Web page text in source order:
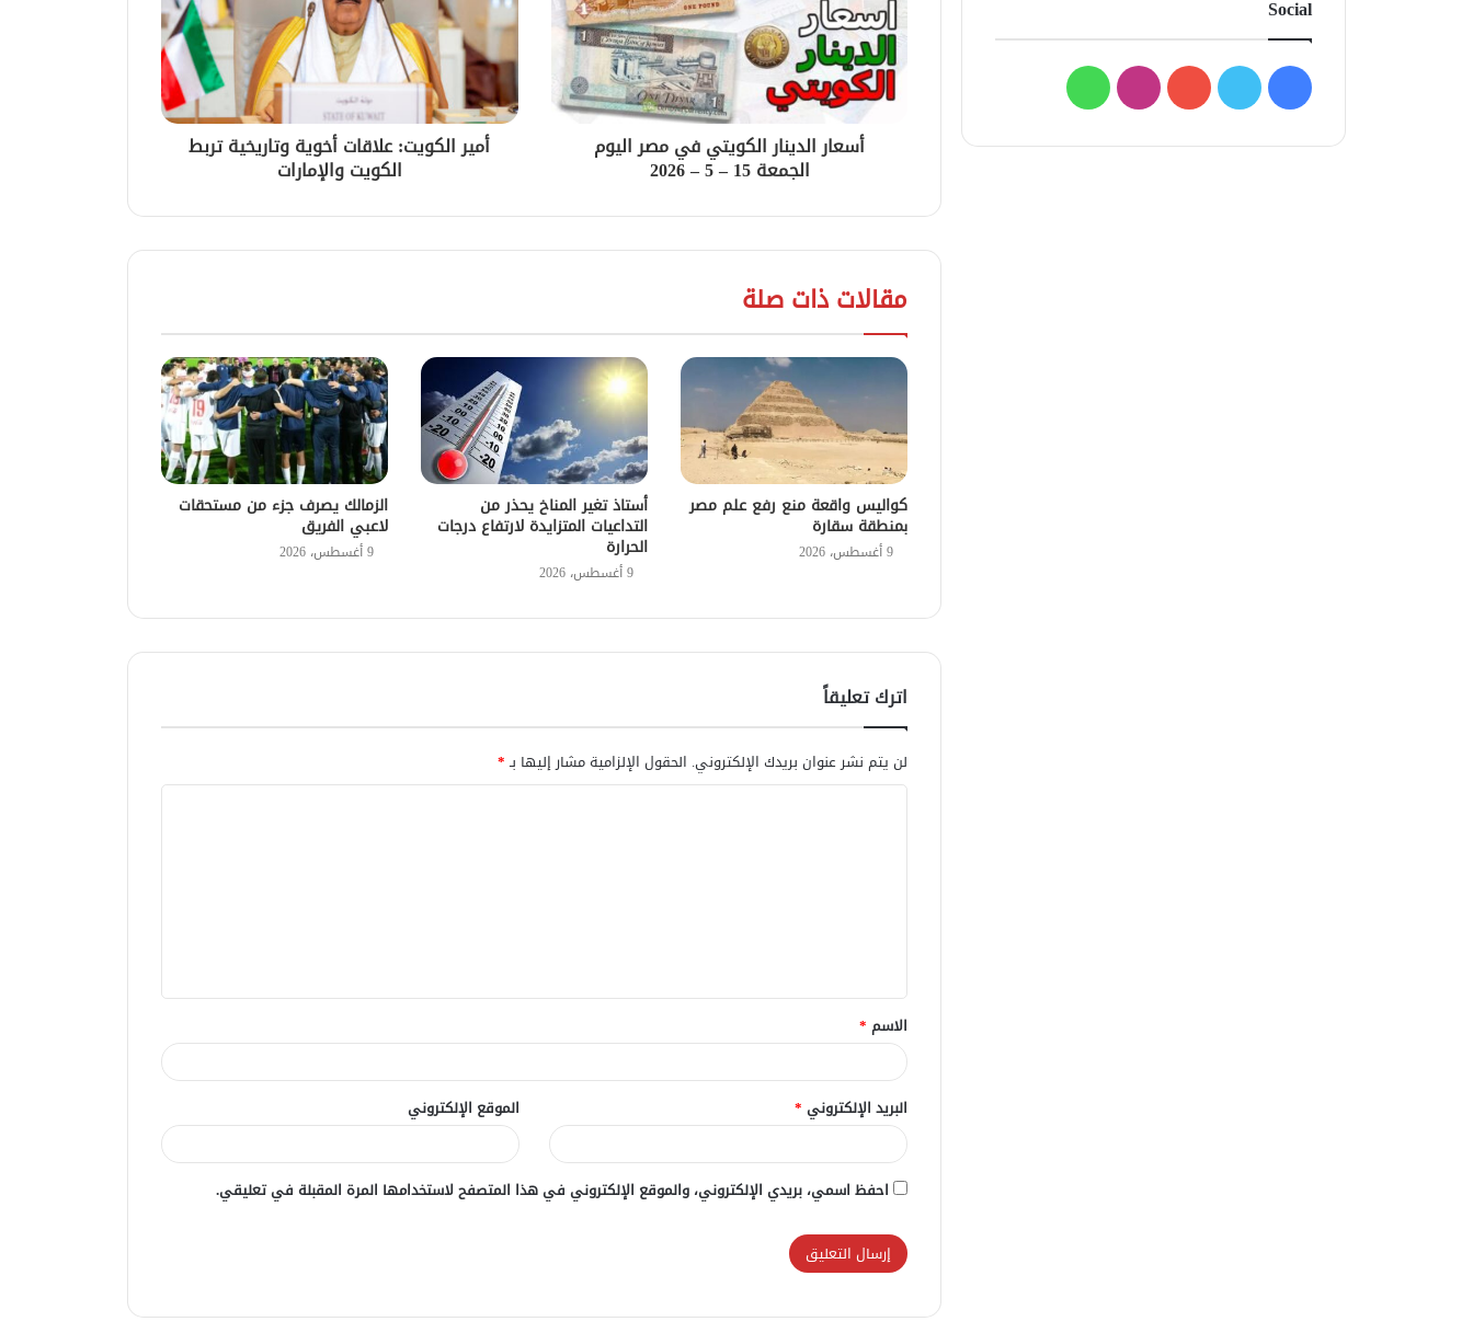
أسعار الدينار الكويتي في مصر اليوم
الجمعة 15 – 5 – 2026
أمير الكويت: علاقات أخوية وتاريخية تربط
الكويت والإمارات
مقالات ذات صلة
كواليس واقعة منع رفع علم مصر
بمنطقة سقارة
9 أغسطس، 2026
أستاذ تغير المناخ يحذر من
التداعيات المتزايدة لارتفاع درجات
الحرارة
9 أغسطس، 2026
الزمالك يصرف جزء من مستحقات
لاعبي الفريق
9 أغسطس، 2026
اترك تعليقاً
لن يتم نشر عنوان بريدك الإلكتروني. الحقول الإلزامية مشار إليها بـ*
ق
*
الاسم *
البريد الإلكتروني * الموقع الإلكتروني
احفظ اسمي، بريدي الإلكتروني، والموقع الإلكتروني في هذا المتصفح لاستخدامها المرة المقبلة في تعليقي.
Social
فيسبوك
تويتر يوتيوبانستقرامواتساب